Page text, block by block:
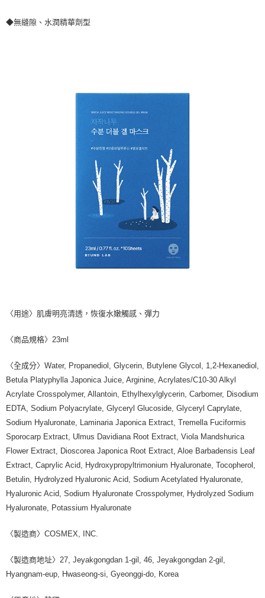
恩沛科技股份有限公司將有權停止該用戶之使用額度並採取法律行動。
◆無縫隙、水潤精華劑型
〈用途〉肌膚明亮清透，恢復水嫩觸感、彈力
〈商品規格〉23ml
〈全成分〉Water, Propanediol, Glycerin, Butylene Glycol, 1,2-Hexanediol,
Betula Platyphylla Japonica Juice, Arginine, Acrylates/C10-30 Alkyl
Acrylate Crosspolymer, Allantoin, Ethylhexylglycerin, Carbomer, Disodium
EDTA, Sodium Polyacrylate, Glyceryl Glucoside, Glyceryl Caprylate,
Sodium Hyaluronate, Laminaria Japonica Extract, Tremella Fuciformis
Sporocarp Extract, Ulmus Davidiana Root Extract, Viola Mandshurica
Flower Extract, Dioscorea Japonica Root Extract, Aloe Barbadensis Leaf
Extract, Caprylic Acid, Hydroxypropyltrimonium Hyaluronate, Tocopherol,
Betulin, Hydrolyzed Hyaluronic Acid, Sodium Acetylated Hyaluronate,
Hyaluronic Acid, Sodium Hyaluronate Crosspolymer, Hydrolyzed Sodium
Hyaluronate, Potassium Hyaluronate
〈製造商〉COSMEX, INC.
〈製造商地址〉27, Jeyakgongdan 1-gil, 46, Jeyakgongdan 2-gil,
Hyangnam-eup, Hwaseong-si, Gyeonggi-do, Korea